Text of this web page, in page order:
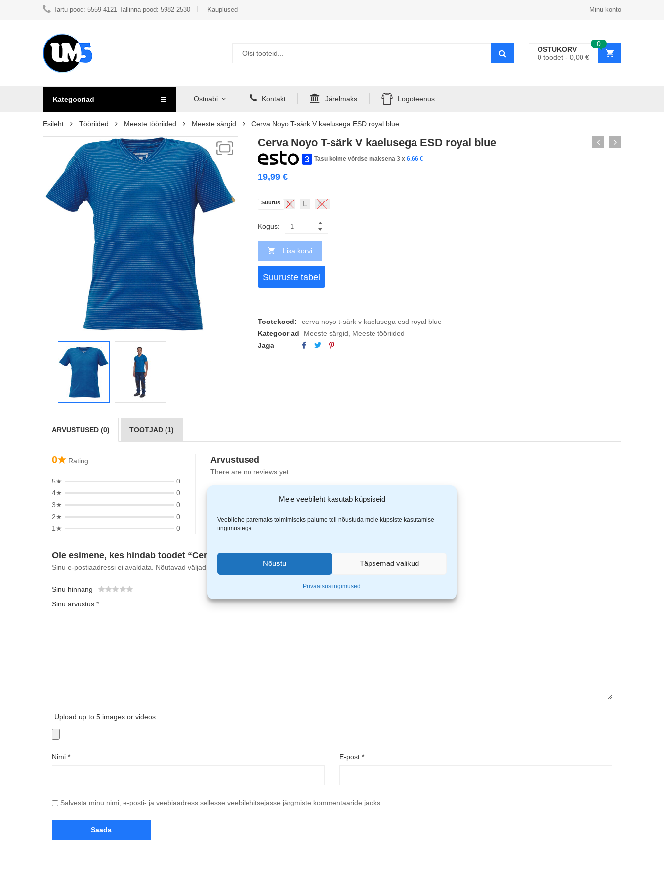
Meie veebileht kasutab küpsiseid
Veebilehe paremaks toimimiseks palume teil nõustuda meie küpsiste kasutamise
tingimustega.
Nõustu Täpsemad valikud
Privaatsustingimused
Tartu pood: 5559 4121 Tallinna pood: 5982 2530 Kauplused Minu konto
0
OSTUKORV
0 toodet 0,00 €
Kategooriad Ostuabi Kontakt Järelmaks Logoteenus
Esileht Tööriided Meeste tööriided Meeste särgid Cerva Noyo T-särk V kaelusega ESD royal blue
Cerva Noyo T-särk V kaelusega ESD royal blue
Tasu kolme võrdse maksena 3 x 6,66 €
19,99 €
Suurus M L XL
Kogus:
Lisa korvi
Suuruste tabel
Tootekood:
cerva noyo t-särk v kaelusega esd royal blue
Kategooriad
Meeste särgid, Meeste tööriided
Jaga
ARVUSTUSED (0) TOOTJAD (1)
0★ Rating
5★
0
4★
0
3★
0
2★
0
1★
0
Arvustused
There are no reviews yet
Ole esimene, kes hindab toodet “Cerva Noyo T-särk V kaelusega ESD royal blue”
Sinu e-postiaadressi ei avaldata. Nõutavad väljad on tähistatud
Sinu hinnang
Sinu arvustus *
Upload up to 5 images or videos
Nimi * E-post *
Salvesta minu nimi, e-posti- ja veebiaadress sellesse veebilehitsejasse järgmiste kommentaaride jaoks.